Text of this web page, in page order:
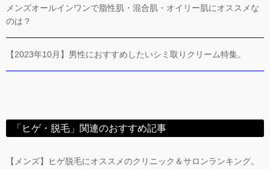
メンズオールインワンで脂性肌・混合肌・オイリー肌にオススメな
のは？
【2023年10月】男性におすすめしたいシミ取りクリーム特集。
「ヒゲ・脱毛」関連のおすすめ記事
【メンズ】ヒゲ脱毛にオススメのクリニック＆サロンランキング。